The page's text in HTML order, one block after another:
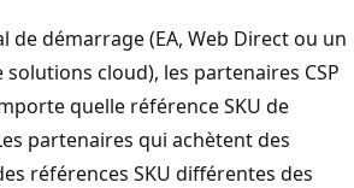
de démarrage (EA, Web Direct ou un
cloud), les partenaires CSP
quelle référence SKU de
partenaires qui achètent des
références SKU différentes des